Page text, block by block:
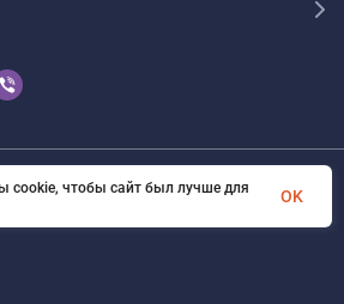
InSale. Все права защищены
cookie, чтобы сайт был лучше для
OK